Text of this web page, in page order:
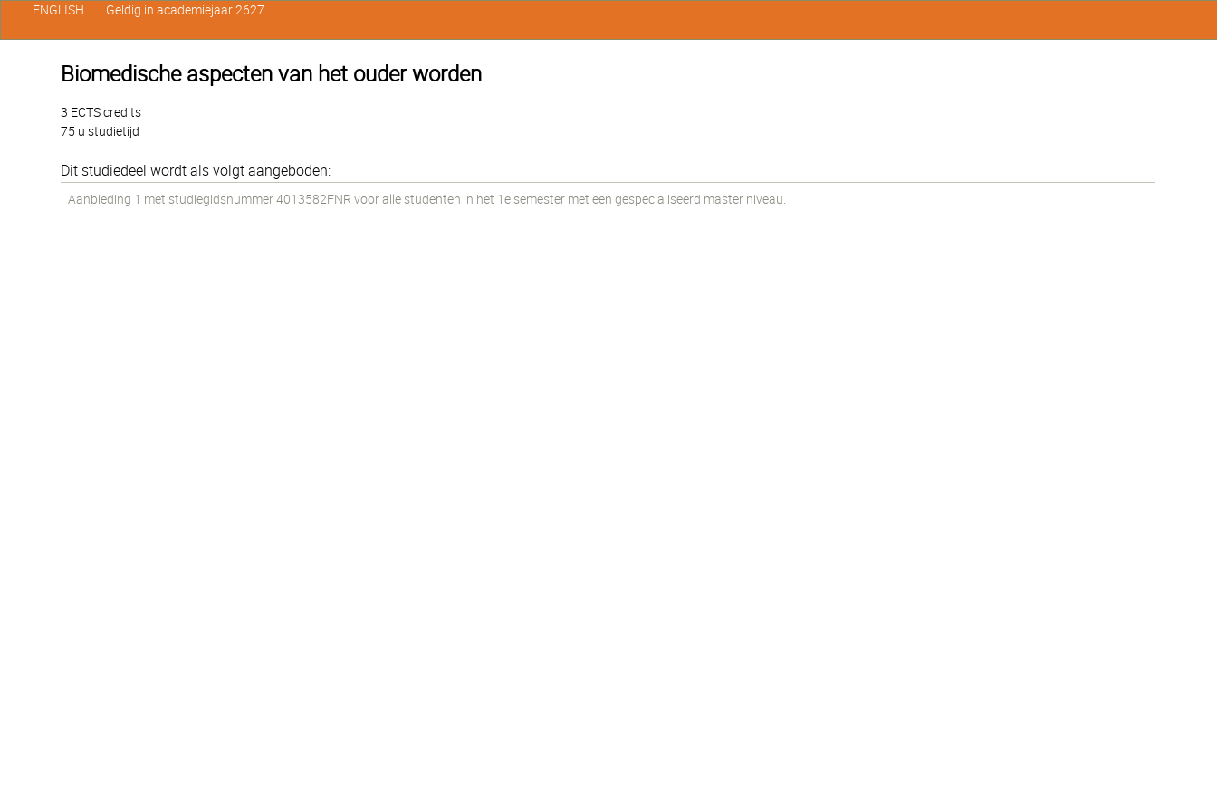
Biomedische aspecten van het ouder worden
3 ECTS credits
75 u studietijd
Dit studiedeel wordt als volgt aangeboden:
Aanbieding 1 met studiegidsnummer 4013582FNR voor alle studenten in het 1e semester met een gespecialiseerd master niveau.
ENGLISH Geldig in academiejaar 2627